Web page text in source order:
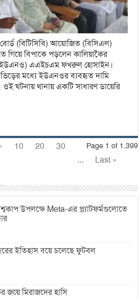
(বিটিসিবি) আয়োজিত (বিসিএল)
গিয়ে বিপাকে পড়লেন কালিয়াকৈর
(ইউএনও) এএইচএম ফখরুল হোসাইন।
ভিড়ের মধ্যে ইউএনওর ব্যবহৃত দামি
ঘটনায় থানায় একটি সাধারণ ডায়েরি
Page 1 of 1,399
10 20
30
...
Last »
উপলক্ষে Meta-এর প্ল্যাটফর্মগুলোতে
ইতিহাস বয়ে চলেছে ফুটবল
জয়ে মিরাজদের হাসি